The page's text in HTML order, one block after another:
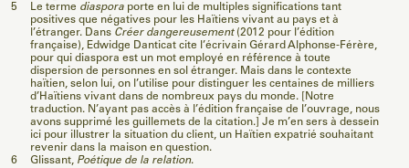
5
Le terme diaspora porte en lui de multiples significations tant
positives que négatives pour les Haïtiens vivant au pays et à
l’étranger. Dans Créer dangereusement(2012 pour l’édition
française), Edwidge Danticat cite l’écrivain Gérard Alphonse-Férère,
pour qui diaspora est un mot employé en référence à toute
dispersion de personnes en sol étranger. Mais dans le contexte
haïtien, selon lui, on l’utilise pour distinguer les centaines de milliers
d’Haïtiens vivant dans de nombreux pays du monde. [Notre
traduction. N’ayant pas accès à l’édition française de l’ouvrage, nous
avons supprimé les guillemets de la citation.] Je m’en sers à dessein
ici pour illustrer la situation du client, un Haïtien expatrié souhaitant
revenir dans la maison en question.
6
Glissant, Poétique de la relation.